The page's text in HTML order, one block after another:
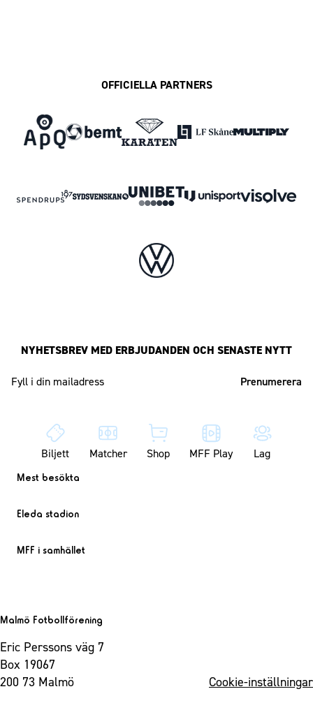
OFFICIELLA PARTNERS
NYHETSBREV MED ERBJUDANDEN OCH SENASTE NYTT
Biljett Matcher Shop MFF Play Lag
Mest besökta
Eleda stadion
MFF i samhället
Malmö Fotbollförening
Eric Perssons väg 7
Box 19067
200 73 Malmö
Cookie-inställningar